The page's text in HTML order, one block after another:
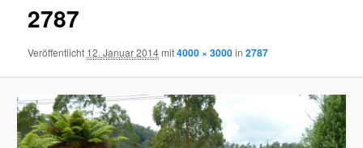
2787
Veröffentlicht 12. Januar 2014mit4000 × 3000in2787